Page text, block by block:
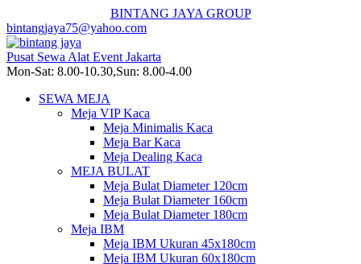
BINTANG JAYA GROUP
bintangjaya75@yahoo.com
Pusat Sewa Alat Event Jakarta
Mon-Sat: 8.00-10.30,Sun: 8.00-4.00
SEWA MEJA
Meja VIP Kaca
Meja Minimalis Kaca
Meja Bar Kaca
Meja Dealing Kaca
MEJA BULAT
Meja Bulat Diameter 120cm
Meja Bulat Diameter 160cm
Meja Bulat Diameter 180cm
Meja IBM
Meja IBM Ukuran 45x180cm
Meja IBM Ukuran 60x180cm